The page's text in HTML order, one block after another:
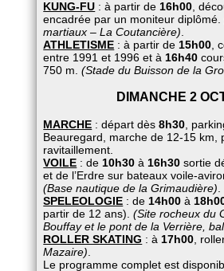
KUNG-FU : à partir de 16h00 ,
encadrée par un moniteur diplômé.
martiaux – La Coutancière)
ATHLETISME : à partir de 15h00 ,
entre 1991 et 1996 et à 16h40
750 m.(Stade du Buisson de la
DIMANCHE 2
MARCHE : départ dès8h30 ,
Beauregard, marche de 12-15 km,
ravitaillement.
VOILE : de 10h30 à 16h30 sortie
et de l’Erdre sur bateaux voile-
(Base nautique de la Grimaudière)
SPELEOLOGIE : de 14h00 à
partir de 12 ans).(Site rocheux du
Bouffay et le pont de la Verrière,
ROLLER SKATING : à 17h00 ,
Mazaire)
Le programme complet est